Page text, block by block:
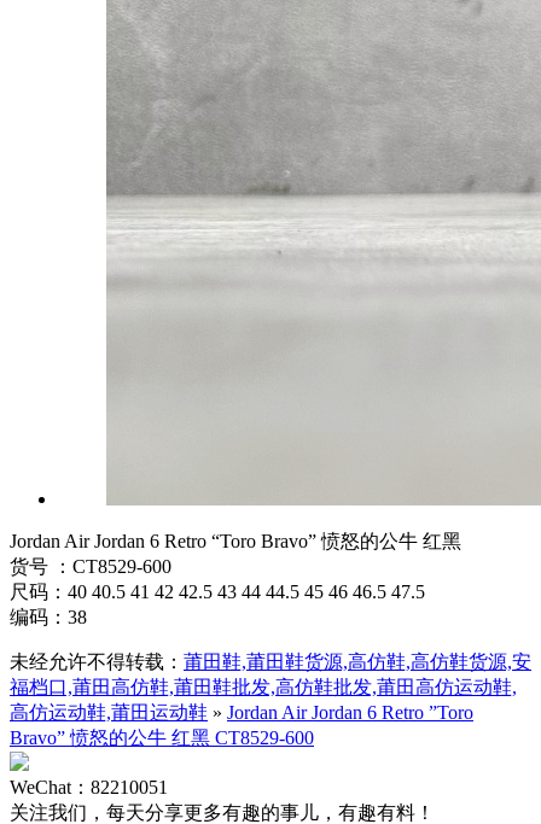
Jordan Air Jordan 6 Retro “Toro Bravo” 愤怒的公牛 红黑
货号 ：CT8529-600
尺码：40 40.5 41 42 42.5 43 44 44.5 45 46 46.5 47.5
编码：38
未经允许不得转载： 莆田鞋,莆田鞋货源,高仿鞋,高仿鞋货源,安
福档口,莆田高仿鞋,莆田鞋批发,高仿鞋批发,莆田高仿运动鞋,
高仿运动鞋,莆田运动鞋 » Jordan Air Jordan 6 Retro ”Toro
Bravo” 愤怒的公牛 红黑 CT8529-600
WeChat：82210051
关注我们，每天分享更多有趣的事儿，有趣有料！